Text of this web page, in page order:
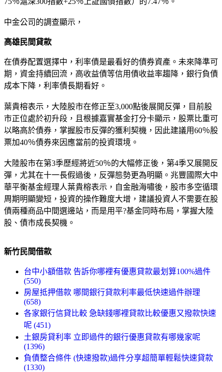
中金公司的調查顯示，
高雄民間貸款
在債券配置選擇中，利率債是最看好的債券資產。未來降準可
期，資金持續回流，高收益債等信用債收益率趨降，銀行負債
成本下降，利率債長期看好。
葉貴榕表示，大陸股市在修正至3,000點後展開反彈，目前股
市正位處於初升段，且根據嘉實基金打分卡顯示，股票比重可
以略高於債券，掌握股市反彈的獲利契機，因此建議用60％股
票加40％債券來因應當前的投資環境。
大陸股市在第3季歷經將近50％的大幅修正後，第4季又展開反
彈，尤其在十一長假過後，反彈態勢更為明顯。兆豐國際大中
華平衡基金經理人葉貴榕表示，自金融海嘯後，股市多空循環
周期明顯變短，投資的操作難度大增，建議投資人不需要在股
債兩種商品中間選邊站，而是用平?基金同時布局，掌握大陸
股、債市成長契機。
新竹民間借款
台中小額借款 告訴你哪裡有優惠貸款最划算100%過件
(550)
房屋抵押借款 哪間銀行貸款利率最低快速過件辦理
(658)
各家銀行信貸比較 急缺錢哪裡貸款比較優惠又撥款快速
呢 (451)
土銀房貸利率 立即過件的銀行優惠貸款有哪幾家呢
(1396)
負債整合條件 (快速撥款)過件分享超簡單輕鬆快速貸款
(1330)